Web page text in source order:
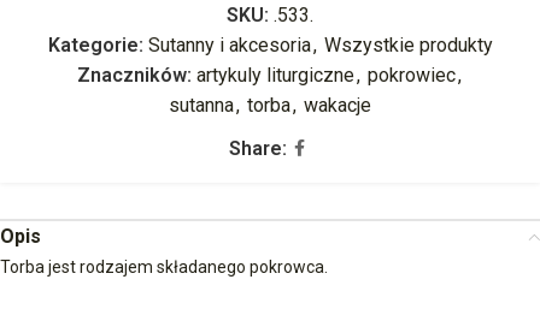
SKU: .533.
Kategorie: Sutanny i akcesoria, Wszystkie produkty
Znaczników: artykuly liturgiczne, pokrowiec,
sutanna, torba, wakacje
Share:
Opis
Torba jest rodzajem składanego pokrowca.